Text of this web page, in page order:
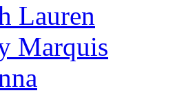
Lauren
Marquis